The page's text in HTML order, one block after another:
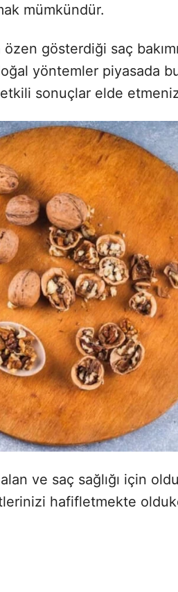
mümkündür.
gösterdiği saç
yöntemler piyasada
sonuçlar elde
ve saç sağlığı için
hafifletmekte